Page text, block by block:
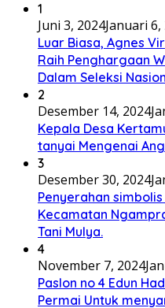
1
Juni 3, 2024Januari 6,
Luar Biasa, Agnes
Raih Penghargaan
Dalam Seleksi
2
Desember 14, 2024
Kepala Desa
tanyai Mengenai
3
Desember 30, 2024
Penyerahan
Kecamatan
Tani Mulya.
4
November 7, 2024
Paslon no 4 Edun
Permai Untuk